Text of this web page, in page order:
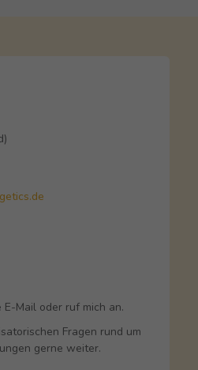
Mail oder ruf mich an.
Fragen rund um
gerne weiter.